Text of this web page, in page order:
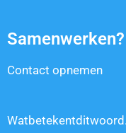
Samenwerken?
Contact opnemen